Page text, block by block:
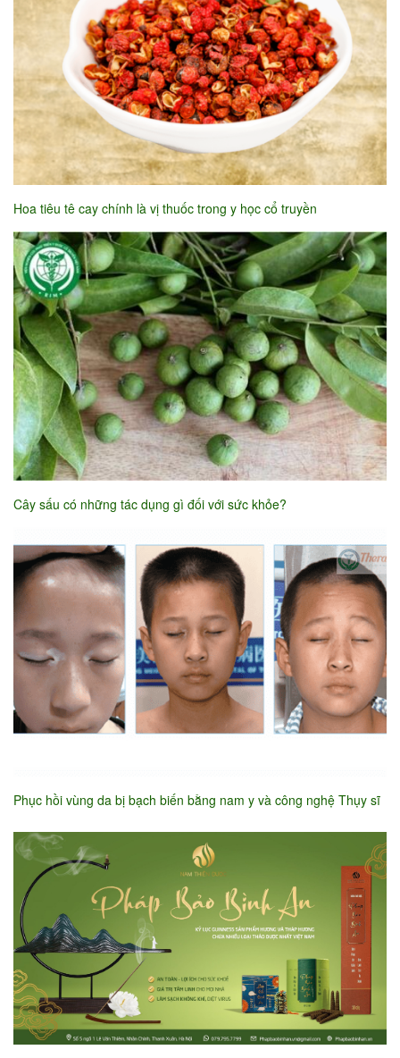
Hoa tiêu tê cay chính là vị thuốc trong y học cổ truyền
Cây sấu có những tác dụng gì đối với sức khỏe?
Phục hồi vùng da bị bạch biến bằng nam y và công nghệ Thụy sĩ